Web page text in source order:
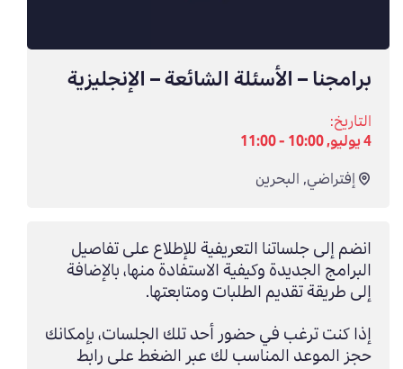
برامجنا – الأسئلة الشائعة – الإنجليزية
التاريخ:
4 يوليو, 10:00 - 11:00
إفتراضي,البحرين
انضم إلى جلساتنا التعريفية للإطلاع على تفاصيل
البرامج الجديدة وكيفية الاستفادة منها، بالإضافة
إلى طريقة تقديم الطلبات ومتابعتها.
إذا كنت ترغب في حضور أحد تلك الجلسات، بإمكانك
حجز الموعد المناسب لك عبر الضغط على رابط